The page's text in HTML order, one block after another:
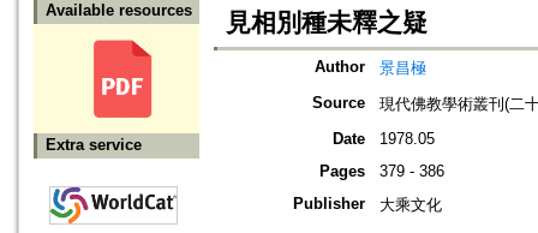
Available resources
Extra service
見相別種未釋之疑
Author
景昌極
Source
現代佛教學術叢刊(二
Date
1978.05
Pages
379 - 386
Publisher
大乘文化